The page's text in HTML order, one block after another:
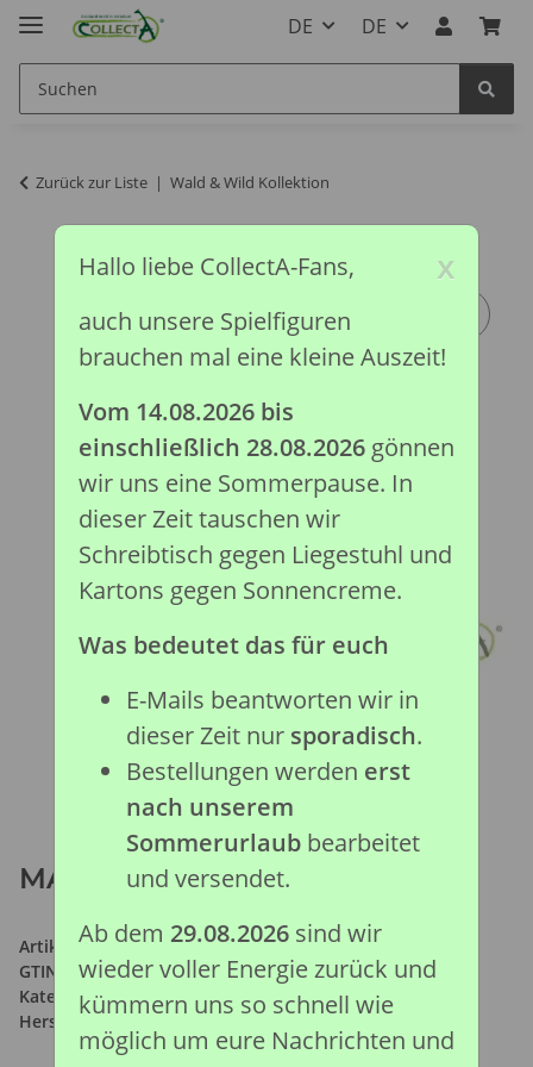
DE DE
Zurück zur Liste Wald & Wild Kollektion
MALAYSISCHER TAPIR (L)
Artikelnummer: 88881
GTIN:
4892900888811
Kategorie:Wald & Wild Kollektion
Hersteller: Collecta Global Limited
x
Hallo liebe CollectA-Fans,
auch unsere Spielfiguren
brauchen mal eine kleine Auszeit!
Vom 14.08.2026 bis
einschließlich 28.08.2026gönnen
wir uns eine Sommerpause. In
dieser Zeit tauschen wir
Schreibtisch gegen Liegestuhl und
Kartons gegen Sonnencreme.
Was bedeutet das für euch
E-Mails beantworten wir in
dieser Zeit nur sporadisch.
Bestellungen werden erst
nach unserem
Sommerurlaubbearbeitet
und versendet.
Ab dem 29.08.2026sind wir
wieder voller Energie zurück und
kümmern uns so schnell wie
möglich um eure Nachrichten und